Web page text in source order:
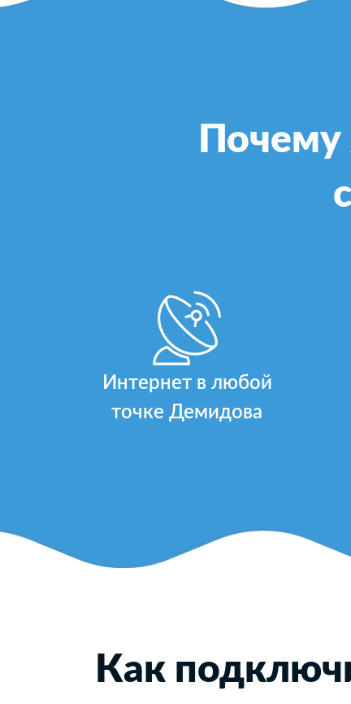
Интернет в любой
точке Демидова
Как